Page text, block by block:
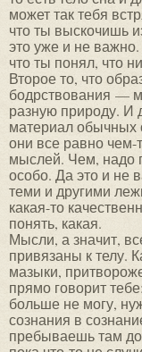
может так тебя
что ты выскочишь
это уже и не
что ты понял, что
Второе то, что
бодрствования —
разную природу. И
материал обычных
они все равно чем-
мыслей. Чем, надо
особо. Да это и не
теми и другими
какая-то
понять, какая.
Мысли, а значит,
привязаны к телу.
мазыки,
прямо говорит тебе:
больше не могу,
сознания в
пребываешь там до